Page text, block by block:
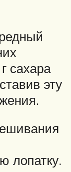
сахара
эту
лопатку.